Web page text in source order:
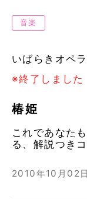
音楽
いばらきオペ
※終了しました
椿姫
これであなた
る、解説つき
2010年10月02